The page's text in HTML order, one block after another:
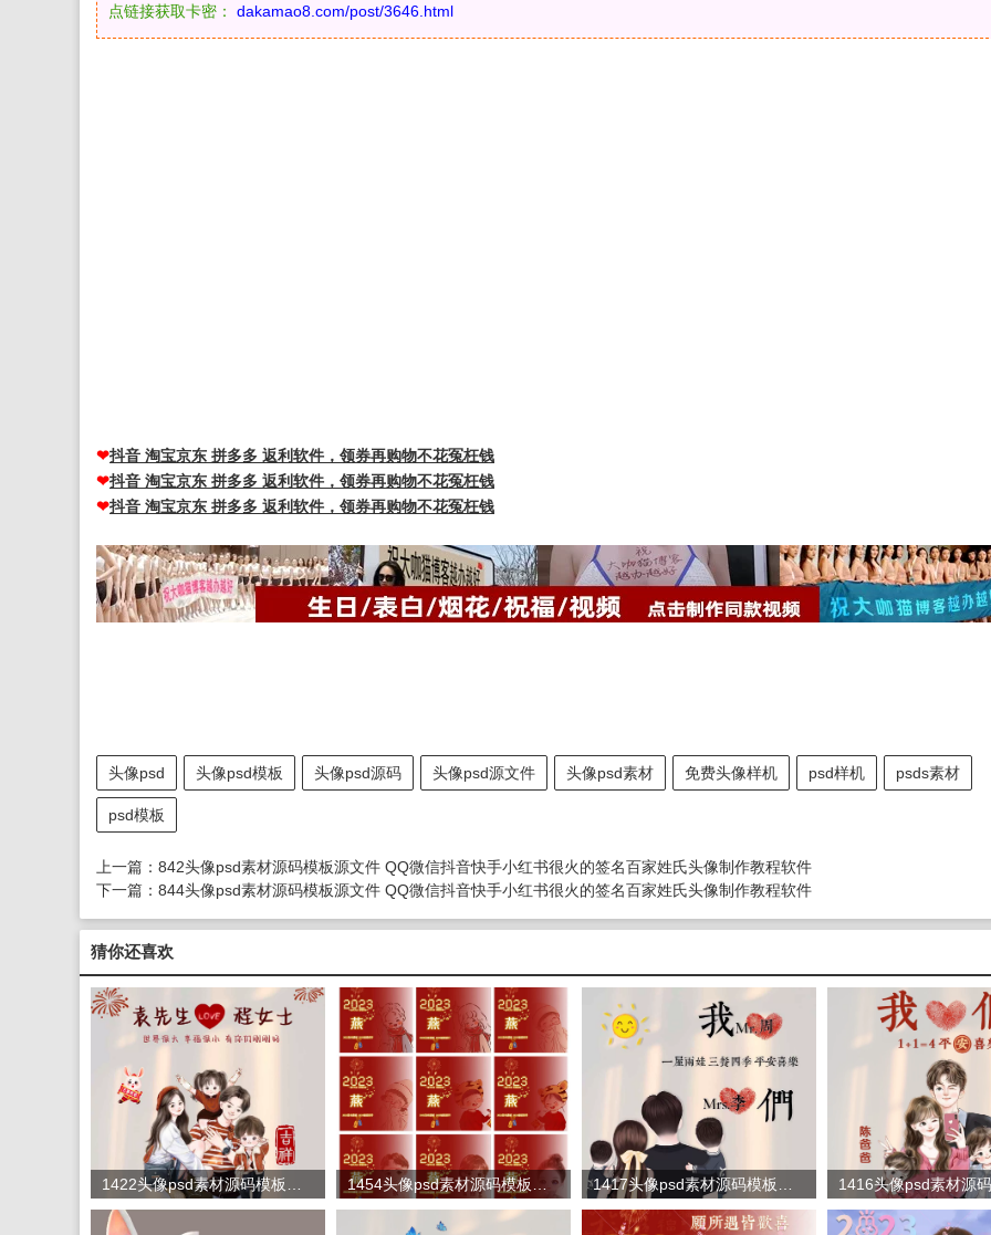
点链接获取卡密： dakamao8.com/post/3646.html
❤抖音 淘宝京东 拼多多 返利软件，领券再购物不花冤枉钱
❤抖音 淘宝京东 拼多多 返利软件，领券再购物不花冤枉钱
❤抖音 淘宝京东 拼多多 返利软件，领券再购物不花冤枉钱
头像psd 头像psd模板 头像psd源码 头像psd源文件 头像psd素材 免费头像样机 psd样机 psds素材
psd模板
上一篇： 842头像psd素材源码模板源文件 QQ微信抖音快手小红书很火的签名百家姓氏头像制作教程软件
下一篇： 844头像psd素材源码模板源文件 QQ微信抖音快手小红书很火的签名百家姓氏头像制作教程软件
猜你还喜欢